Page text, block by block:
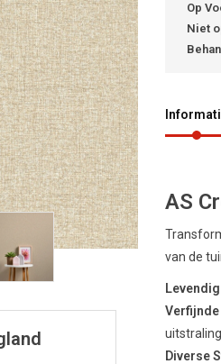
Op
Niet
AS
van de
Verfijnde
uitstraling.
Diverse